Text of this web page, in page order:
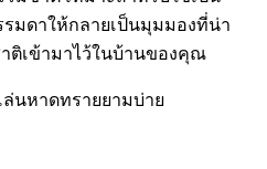
รมดาให้กลายเป็นมุมมองที่น่า
ติเข้ามาไว้ในบ้านของคุณ